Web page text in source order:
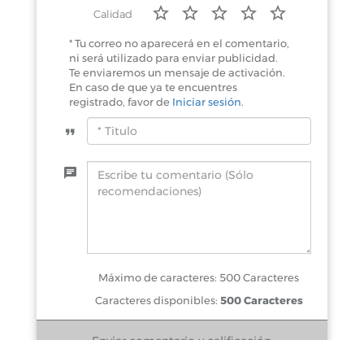
Calidad
* Tu correo no aparecerá en el comentario,
ni será utilizado para enviar publicidad.
Te enviaremos un mensaje de activación.
En caso de que ya te encuentres
registrado, favor de Iniciar sesión.
Máximo de caracteres: 500 Caracteres
Caracteres disponibles: 500 Caracteres